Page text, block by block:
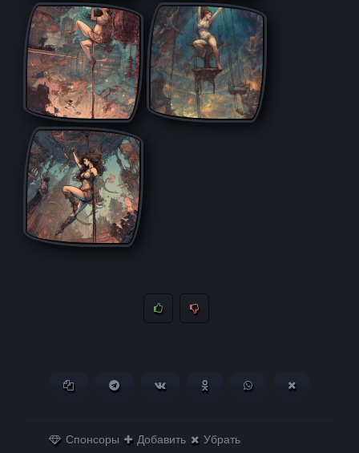
Копировать ссылкуПоделиться в Telegram
Поделиться ВКонтактеПоделиться в
Поделиться в
Спонсоры Добавить Убрать